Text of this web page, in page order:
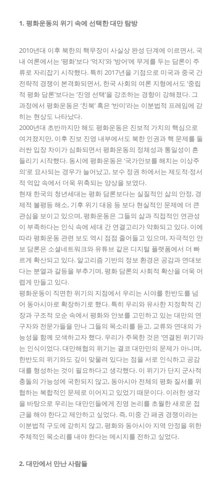
1. 평화운동의 위기 속에 선택한 대만 탐방
2010년대 이후 북한의 핵무장이 사실상 완성 단계에 이르면서, 국
내 여론에서는 ‘평화’보다 ‘억지’와 ‘방어’에 무게를 두는 담론이 주
류로 자리잡기 시작했다. 특히 2017년을 기점으로 미국과 중국 간
전략적 경쟁이 본격화되면서, 한국 사회의 여론 지형에서도 ‘중립
적 평화 담론’보다는 ‘진영 선택’을 강조하는 경향이 강해졌다. 그
과정에서 평화운동은 ‘친북’ 혹은 ‘반미’라는 이분법적 프레임에 갇
히는 현상도 나타났다.
2000년대 초반까지만 해도 평화운동은 진보적 가치의 핵심으로
여겨졌지만, 이후 진보 진영 내부에서도 북한 인권과 핵 문제를 둘
러싼 입장 차이가 심화되면서 평화운동의 정체성과 통일성이 흔
들리기 시작했다. 동시에 평화운동은 ‘국가안보를 해치는 이상주
의’로 묘사되는 경우가 늘어났고, 보수 정권 하에서는 제도적·정서
적 억압 속에서 더욱 위축되는 양상을 보였다.
현재 한국의 청년세대는 평화 담론보다는 실질적인 삶의 안정, 경
제적 불평등 해소, 기후 위기 대응 등 보다 현실적인 문제에 더 큰
관심을 보이고 있으며, 평화운동은 그들의 삶과 직접적인 연관성
이 부족하다는 인식 속에 세대 간 연결고리가 약화되고 있다. 이에
따라 평화운동 관련 보도 역시 점점 줄어들고 있으며, 자극적인 안
보 담론은 소셜네트워크와 유튜브 같은 디지털 플랫폼에서 더 빠
르게 확산되고 있다. 알고리즘 기반의 정보 환경은 공감과 연대보
다는 분열과 갈등을 부추기며, 평화 담론의 사회적 확산을 더욱 어
렵게 만들고 있다.
평화운동이 직면한 위기의 지점에서 우리는 시야를 한반도를 넘
어 동아시아로 확장하기로 했다. 특히 우리와 유사한 지정학적 긴
장과 구조적 모순 속에서 평화와 안보를 고민하고 있는 대만의 연
구자와 전문가들을 만나 그들의 목소리를 듣고, 교류와 연대의 가
능성을 함께 모색하고자 했다. 우리가 주목한 것은 ‘연결된 위기’라
는 인식이었다. 대만해협의 위기는 결코 대만만의 문제가 아니며,
한반도의 위기와도 깊이 맞물려 있다는 점을 서로 인식하고 공감
대를 형성하는 것이 필요하다고 생각했다. 이 위기가 단지 군사적
충돌의 가능성에 국한되지 않고, 동아시아 전체의 평화 질서를 위
협하는 복합적인 문제로 이어지고 있었기 때문이다. 이러한 생각
을 바탕으로 우리는 대만인들에게 진영 논리를 초월한 새로운 접
근을 해야 한다고 제안하고 싶었다. 즉, 미중 간 패권 경쟁이라는
이분법적 구도에 갇히지 않고, 평화와 동아시아 지역 안정을 위한
주체적인 목소리를 내야 한다는 메시지를 전하고 싶었다.
2. 대만에서 만난 사람들